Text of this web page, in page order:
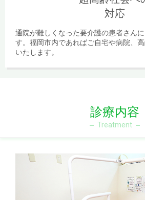
対応
通院が難しくなった要介護の患者さん
す。福岡市内であればご自宅や病院、
いたします。
診療内容
Treatment